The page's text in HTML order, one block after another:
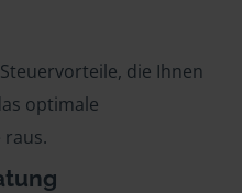
die Ihnen
optimale
raus.